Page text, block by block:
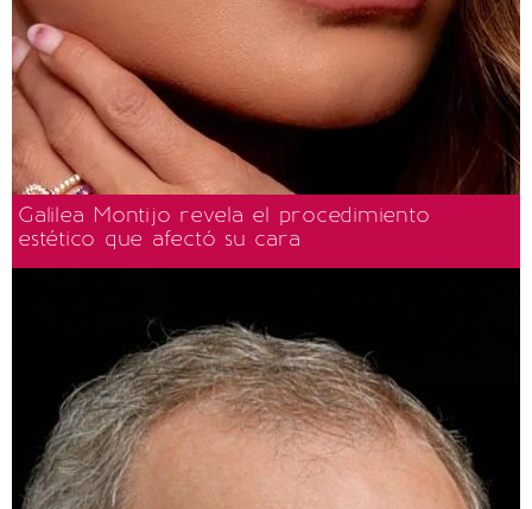
Galilea Montijo revela el procedimiento
estético que afectó su cara